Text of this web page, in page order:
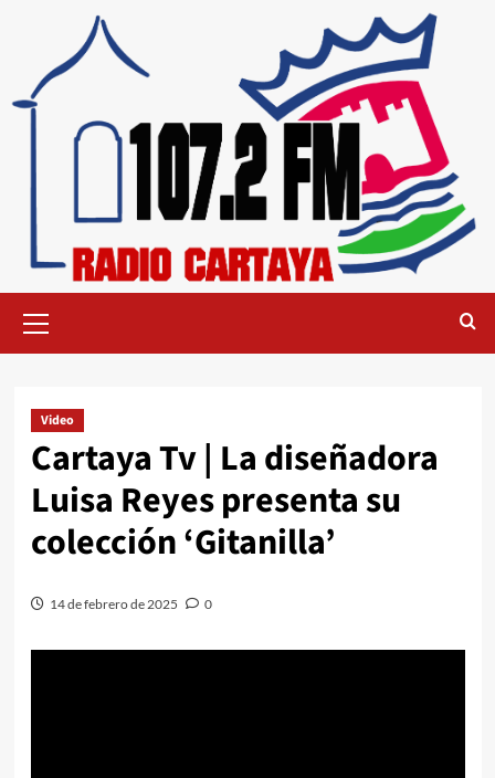
Video
Cartaya Tv | La diseñadora
Luisa Reyes presenta su
colección ‘Gitanilla’
14 de febrero de 2025 0